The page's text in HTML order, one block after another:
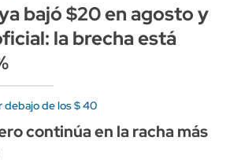
bajó $20 en agosto y
la brecha está
debajo de los $ 40
continúa en la racha más